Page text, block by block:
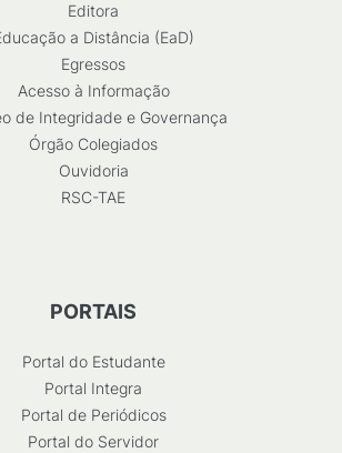
Editora
a Distância (EaD)
Egressos
Acesso à Informação
de Integridade e Governança
Órgão Colegiados
Ouvidoria
RSC-TAE
PORTAIS
Portal do Estudante
Portal Integra
Portal de Periódicos
Portal do Servidor